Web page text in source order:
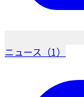
ニュース（1）